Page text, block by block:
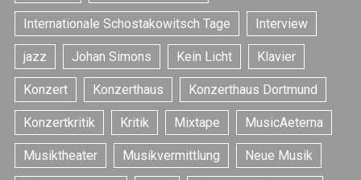
Internationale Schostakowitsch Tage Interview
jazz Johan Simons Kein Licht Klavier
Konzert Konzerthaus Konzerthaus Dortmund
Konzertkritik Kritik Mixtape MusicAeterna
Musiktheater Musikvermittlung Neue Musik